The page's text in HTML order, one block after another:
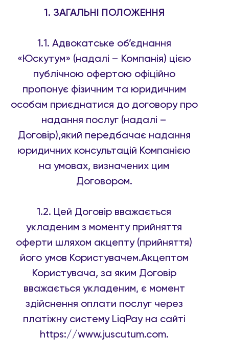
1. ЗАГАЛЬНІ ПОЛОЖЕННЯ
1.1. Адвокатське об’єднання
«Юскутум» (надалі – Компанія) цією
публічною офертою офіційно
пропонує фізичним та юридичним
особам приєднатися до договору про
надання послуг (надалі –
Договір),який передбачає надання
юридичних консультацій Компанією
на умовах, визначених цим
Договором.
1.2. Цей Договір вважається
укладеним з моменту прийняття
оферти шляхом акцепту (прийняття)
його умов Користувачем.Акцептом
Користувача, за яким Договір
вважається укладеним, є момент
здійснення оплати послуг через
платіжну систему LiqPay на сайті
https://www.juscutum.com.